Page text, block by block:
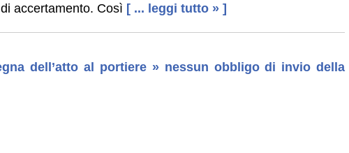
accertamento. Così [ ... leggi tutto » ]
dell’atto al portiere » nessun obbligo di invio della